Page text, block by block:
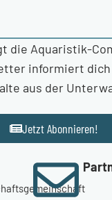
die Aquaristik-
informiert
aus der
Jetzt Abonnieren!